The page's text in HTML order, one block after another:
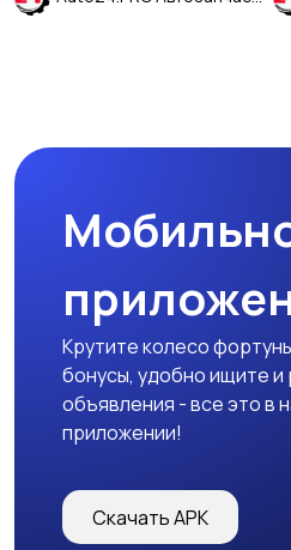
Крутите колесо
бонусы, удобно ищите
объявления - все это в
приложении!
Скачать APK